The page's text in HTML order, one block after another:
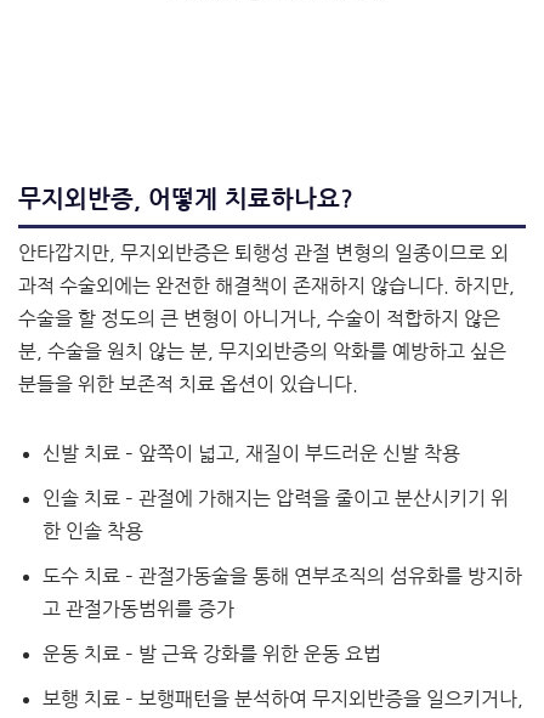
무지외반증, 어떻게 치료하나요?
안타깝지만, 무지외반증은 퇴행성 관절 변형의 일종이므로 외
과적 수술외에는 완전한 해결책이 존재하지 않습니다. 하지만,
수술을 할 정도의 큰 변형이 아니거나, 수술이 적합하지 않은
분, 수술을 원치 않는 분, 무지외반증의 악화를 예방하고 싶은
분들을 위한 보존적 치료 옵션이 있습니다.​
신발 치료 – 앞쪽이 넓고, 재질이 부드러운 신발 착용
인솔 치료 – 관절에 가해지는 압력을 줄이고 분산시키기 위
한 인솔 착용
도수 치료 – 관절가동술을 통해 연부조직의 섬유화를 방지하
고 관절가동범위를 증가
운동 치료 – 발 근육 강화를 위한 운동 요법
보행 치료 – 보행패턴을 분석하여 무지외반증을 일으키거나,